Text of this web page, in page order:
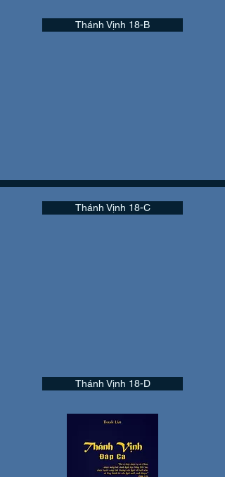
Thánh Vịnh 18-B
Thánh Vịnh 18-C
Thánh Vịnh 18-D